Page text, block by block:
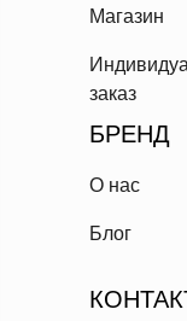
БРЕНД
Магазин
заказ
О нас
Блог